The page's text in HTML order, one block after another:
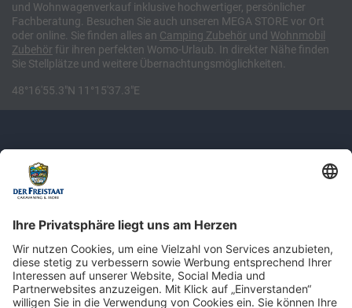
und Wohnwagenverkauf inklusive hochwertiger, persönlicher
Fachberatung. Besuchen Sie auch unseren MEGA STORE vor Ort
oder online. Sie finden alles an Camping Zubehör und Wohnmobil
Zubehör für ihren perfekten Womo-Urlaub. In direkter Nähe finden
Sie Stellplätze und weitere Übernachtungsmöglichkeiten.
48°16'55.3"N 11°15'37.3"E
Newsletter: Jetzt auf
shop.derfreistaat.de anmelden und
einen 5€ Gutschein für unseren Online-
Shop erhalten!*